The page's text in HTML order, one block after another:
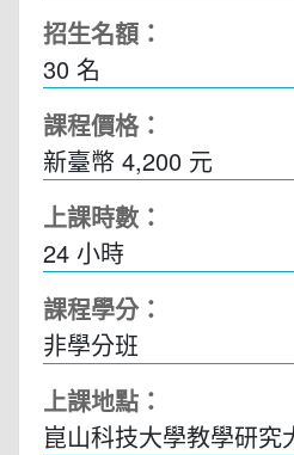
招生名額：
30 名
課程價格：
新臺幣 4,200 元
上課時數：
24 小時
課程學分：
非學分班
上課地點：
崑⼭科技⼤學教學研究